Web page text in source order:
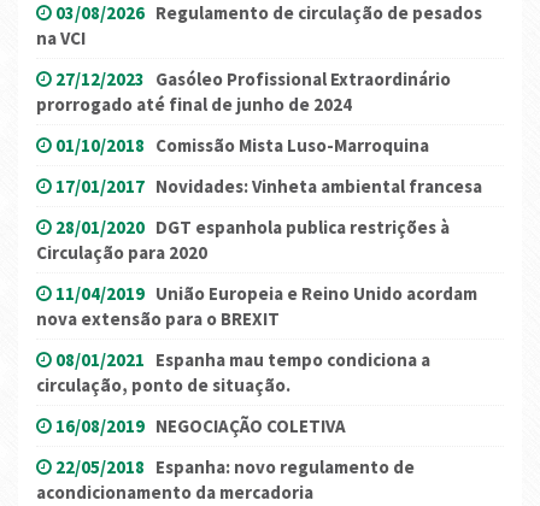
03/08/2026 Regulamento de circulação de pesados
na VCI
27/12/2023 Gasóleo Profissional Extraordinário
prorrogado até final de junho de 2024
01/10/2018 Comissão Mista Luso-Marroquina
17/01/2017 Novidades: Vinheta ambiental francesa
28/01/2020 DGT espanhola publica restrições à
Circulação para 2020
11/04/2019 União Europeia e Reino Unido acordam
nova extensão para o BREXIT
08/01/2021 Espanha mau tempo condiciona a
circulação, ponto de situação.
16/08/2019 NEGOCIAÇÃO COLETIVA
22/05/2018 Espanha: novo regulamento de
acondicionamento da mercadoria